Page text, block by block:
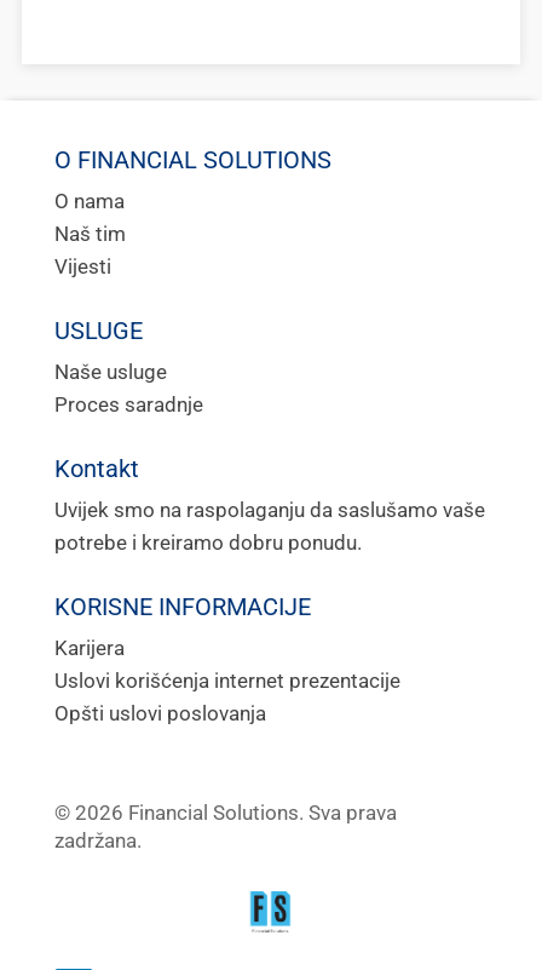
O FINANCIAL SOLUTIONS
O nama
Naš tim
Vijesti
USLUGE
Naše usluge
Proces saradnje
Kontakt
Uvijek smo na raspolaganju da saslušamo vaše
potrebe i kreiramo dobru ponudu.
KORISNE INFORMACIJE
Karijera
Uslovi korišćenja internet prezentacije
Opšti uslovi poslovanja
© 2026 Financial Solutions. Sva prava
zadržana.